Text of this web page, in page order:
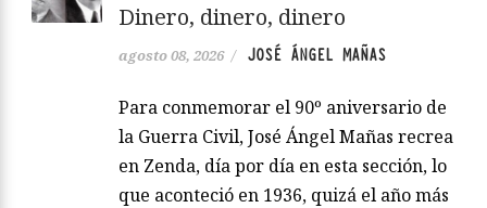
Dinero, dinero, dinero
agosto 08, 2026 / JOSÉ ÁNGEL MAÑAS
Para conmemorar el 90º aniversario de
la Guerra Civil, José Ángel Mañas recrea
en Zenda, día por día en esta sección, lo
que aconteció en 1936, quizá el año más